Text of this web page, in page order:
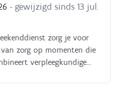
- gewijzigd sinds 13 jul.
zorg je voor
zorg op momenten die
verpleegkundige
en collega’s op jou